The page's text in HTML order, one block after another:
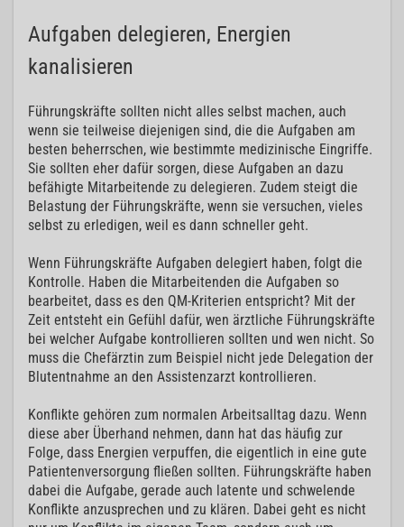
Aufgaben delegieren, Energien
kanalisieren
Führungskräfte sollten nicht alles selbst machen, auch
wenn sie teilweise diejenigen sind, die die Aufgaben am
besten beherrschen, wie bestimmte medizinische Eingriffe.
Sie sollten eher dafür sorgen, diese Aufgaben an dazu
befähigte Mitarbeitende zu delegieren. Zudem steigt die
Belastung der Führungskräfte, wenn sie versuchen, vieles
selbst zu erledigen, weil es dann schneller geht.
Wenn Führungskräfte Aufgaben delegiert haben, folgt die
Kontrolle. Haben die Mitarbeitenden die Aufgaben so
bearbeitet, dass es den QM-Kriterien entspricht? Mit der
Zeit entsteht ein Gefühl dafür, wen ärztliche Führungskräfte
bei welcher Aufgabe kontrollieren sollten und wen nicht. So
muss die Chefärztin zum Beispiel nicht jede Delegation der
Blutentnahme an den Assistenzarzt kontrollieren.
Konflikte gehören zum normalen Arbeitsalltag dazu. Wenn
diese aber Überhand nehmen, dann hat das häufig zur
Folge, dass Energien verpuffen, die eigentlich in eine gute
Patientenversorgung fließen sollten. Führungskräfte haben
dabei die Aufgabe, gerade auch latente und schwelende
Konflikte anzusprechen und zu klären. Dabei geht es nicht